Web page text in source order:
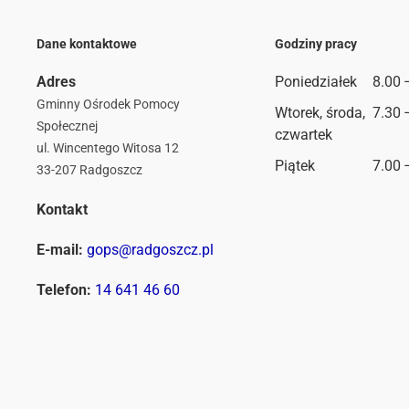
Dane kontaktowe
Adres
Gminny Ośrodek Pomocy
Społecznej
ul. Wincentego Witosa 12
33-207 Radgoszcz
Kontakt
E-mail: gops@radgoszcz.pl
Telefon: 14 641 46 60
Godziny pracy
Poniedziałek
8.00
Wtorek, środa,
czwartek
7.30
Piątek 7.00